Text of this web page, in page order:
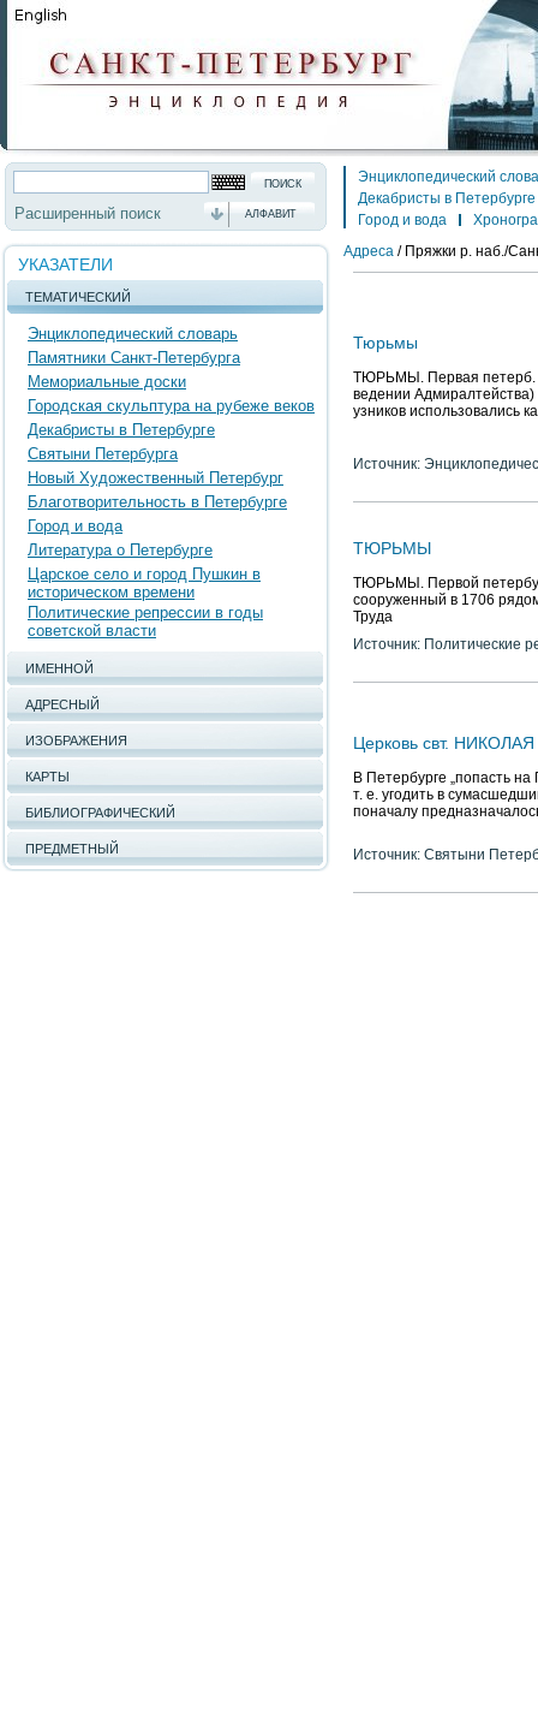
Расширенный поиск АЛФАВИТ
УКАЗАТЕЛИ
ТЕМАТИЧЕСКИЙ
Энциклопедический словарь
Памятники Санкт-Петербурга
Мемориальные доски
Городская скульптура на рубеже веков
Декабристы в Петербурге
Святыни Петербурга
Новый Художественный Петербург
Благотворительность в Петербурге
Город и вода
Литература о Петербурге
Царское село и город Пушкин в
историческом времени
Политические репрессии в годы
советской власти
ИМЕННОЙ
АДРЕСНЫЙ
ИЗОБРАЖЕНИЯ
КАРТЫ
БИБЛИОГРАФИЧЕСКИЙ
ПРЕДМЕТНЫЙ
Энциклопедический
Декабристы в Петербурге
Город и вода
Адреса / Пряжки р. наб./
Тюрьмы
ТЮРЬМЫ. Первая петерб.
ведении
узников использовались
Источник:
ТЮРЬМЫ
ТЮРЬМЫ. Первой
сооруженный в 1706
Труда
Источник: Политические
Церковь свт.
В Петербурге „попасть на
т. е. угодить в
поначалу
Источник: Святыни